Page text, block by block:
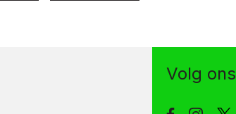
Volg ons